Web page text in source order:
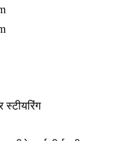
स्टीयरिंग